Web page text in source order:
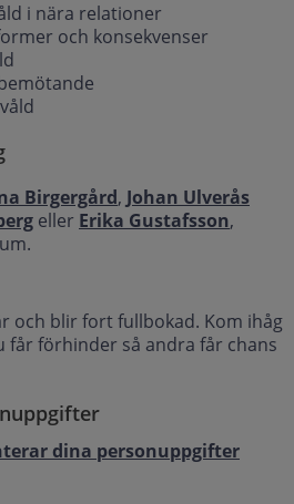
i nära relationer
och konsekvenser
Birgergård, Johan Ulverås
eller Erika Gustafsson,
och blir fort fullbokad. Kom ihåg
får förhinder så andra får chans
dina personuppgifter